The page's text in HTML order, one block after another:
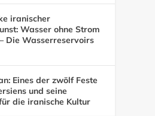
iranischer
Wasser ohne Strom
Die Wasserreservoirs
Eines der zwölf Feste
und seine
die iranische Kultur